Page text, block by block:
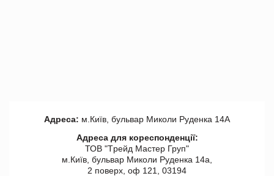
Адреса: м.Київ, бульвар Миколи Руденка 14А
Адреса для кореспонденції:
ТОВ "Tрейд Мастер Груп"
м.Київ, бульвар Миколи Руденка 14а,
2 поверх, оф 121, 03194